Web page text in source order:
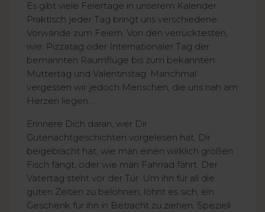
Es gibt viele Feiertage in unserem Kalender.
Praktisch jeder Tag bringt uns verschiedene
Vorwände zum Feiern. Von den verrücktesten,
wie: Pizzatag oder Internationaler Tag der
bemannten Raumflüge bis zum bekannten
Muttertag und Valentinstag. Manchmal
vergessen wir jedoch Menschen, die uns nah am
Herzen liegen...
Erinnere Dich daran, wer Dir
Gutenachtgeschichten vorgelesen hat, Dir
beigebracht hat, wie man einen wirklich großen
Fisch fängt, oder wie man Fahrrad fährt. Der
Vatertag steht vor der Tür. Um ihn für all die
guten Zeiten zu belohnen, lohnt es sich, ein
Geschenk für ihn in Betracht zu ziehen. Speziell